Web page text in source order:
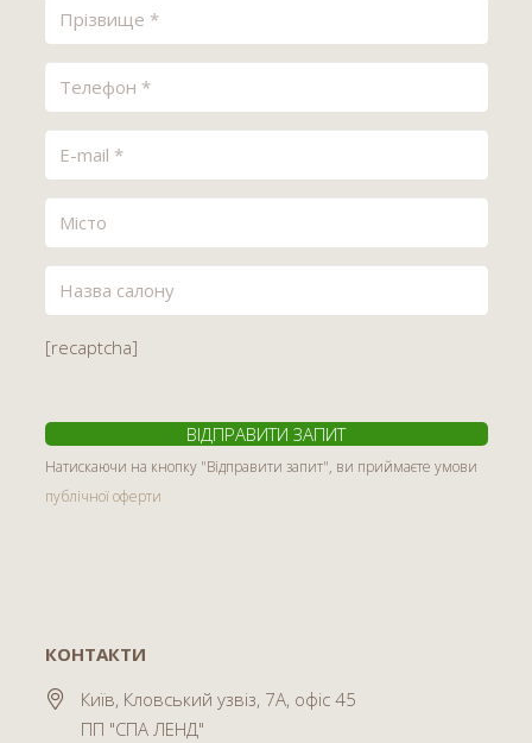
[recaptcha]
Натискаючи на кнопку "Відправити запит", ви приймаєте умови
публічної оферти
КОНТАКТИ
Київ, Кловський узвіз, 7А, офіс 45
ПП "СПА ЛЕНД"